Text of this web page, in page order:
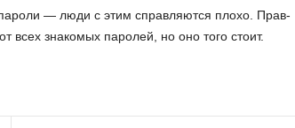
— люди с этим справ­ля­ют­ся плохо. Прав­
всех зна­ко­мых па­ро­лей, но оно того стоит.